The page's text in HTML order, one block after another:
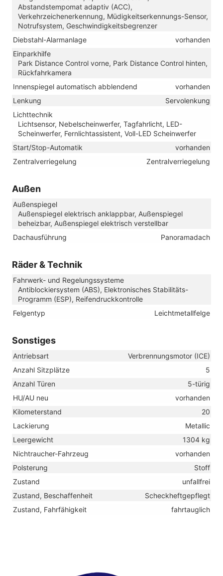
Abstandstempomat adaptiv (ACC),
Verkehrzeichenerkennung, Müdigkeitserkennungs-Sensor,
Notrufsystem, Geschwindigkeitsbegrenzer
Diebstahl-Alarmanlage
vorhanden
Einparkhilfe
Park Distance Control vorne, Park Distance Control hinten,
Rückfahrkamera
Innenspiegel automatisch abblendend
vorhanden
Lenkung
Servolenkung
Lichttechnik
Lichtsensor, Nebelscheinwerfer, Tagfahrlicht, LED-
Scheinwerfer, Fernlichtassistent, Voll-LED Scheinwerfer
Start/Stop-Automatik
vorhanden
Zentralverriegelung
Zentralverriegelung
Außen
Außenspiegel
Außenspiegel elektrisch anklappbar, Außenspiegel
beheizbar, Außenspiegel elektrisch verstellbar
Dachausführung
Panoramadach
Räder & Technik
Fahrwerk- und Regelungssysteme
Antiblockiersystem (ABS), Elektronisches Stabilitäts-
Programm (ESP), Reifendruckkontrolle
Felgentyp
Leichtmetallfelge
Sonstiges
Antriebsart
Verbrennungsmotor (ICE)
Anzahl Sitzplätze
5
Anzahl Türen
5-türig
HU/AU neu
vorhanden
Kilometerstand
20
Lackierung
Metallic
Leergewicht
1304 kg
Nichtraucher-Fahrzeug
vorhanden
Polsterung
Stoff
Zustand
unfallfrei
Zustand, Beschaffenheit
Scheckheftgepflegt
Zustand, Fahrfähigkeit
fahrtauglich